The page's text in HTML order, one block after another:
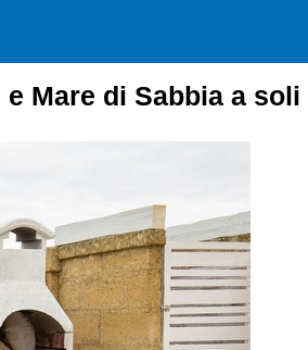
Mare di Sabbia a soli